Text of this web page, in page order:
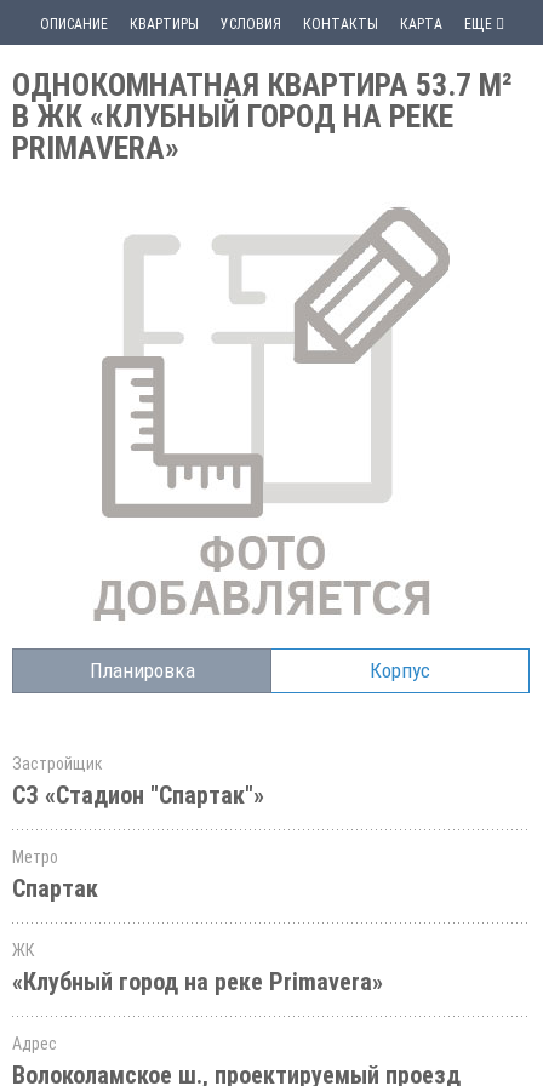
ОПИСАНИЕ КВАРТИРЫ УСЛОВИЯ КОНТАКТЫ КАРТА ЕЩЕ
ОДНОКОМНАТНАЯ КВАРТИРА 53.7 М²
В ЖК «КЛУБНЫЙ ГОРОД НА РЕКЕ
PRIMAVERA»
Планировка Корпус
Застройщик
СЗ «Стадион "Спартак"»
Метро
Спартак
ЖК
«Клубный город на реке Primavera»
Адрес
Волоколамское ш., проектируемый проезд